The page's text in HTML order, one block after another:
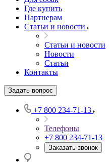
Где купить
Партнерам
Статьи и новости
Статьи и новости
Новости
Статьи
Контакты
Задать вопрос
+7 800 234-71-13
Телефоны
+7 800 234-71-13
Заказать звонок